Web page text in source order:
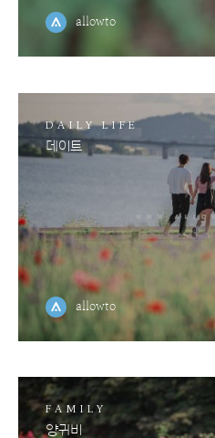
allowto
DAILY LIFE
데이트
allowto
FAMILY
양귀비